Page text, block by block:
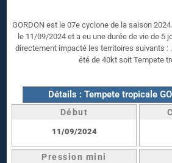
GORDON est le 07e cyclone de la saison
le 11/09/2024 et a eu une durée de vie de 5
directement impacté les territoires suivants :
été de 40kt soit Tempete
Détails : Tempete tropicale
Début
11/09/2024
Pression mini